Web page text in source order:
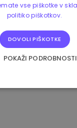
vse piškotke v
politiko piškotkov.
DOVOLI PIŠKOTKE
POKAŽI PODROBNOSTI